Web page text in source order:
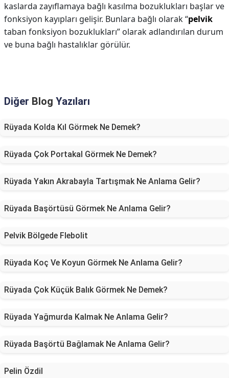
kaslarda zayıflamaya bağlı kasılma bozuklukları başlar ve
fonksiyon kayıpları gelişir. Bunlara bağlı olarak “pelvik
taban fonksiyon bozuklukları” olarak adlandırılan durum
ve buna bağlı hastalıklar görülür.
Diğer Blog Yazıları
Rüyada Kolda Kıl Görmek Ne Demek?
Rüyada Çok Portakal Görmek Ne Demek?
Rüyada Yakın Akrabayla Tartışmak Ne Anlama Gelir?
Rüyada Başörtüsü Görmek Ne Anlama Gelir?
Pelvik Bölgede Flebolit
Rüyada Koç Ve Koyun Görmek Ne Anlama Gelir?
Rüyada Çok Küçük Balık Görmek Ne Demek?
Rüyada Yağmurda Kalmak Ne Anlama Gelir?
Rüyada Başörtü Bağlamak Ne Anlama Gelir?
Pelin Özdil